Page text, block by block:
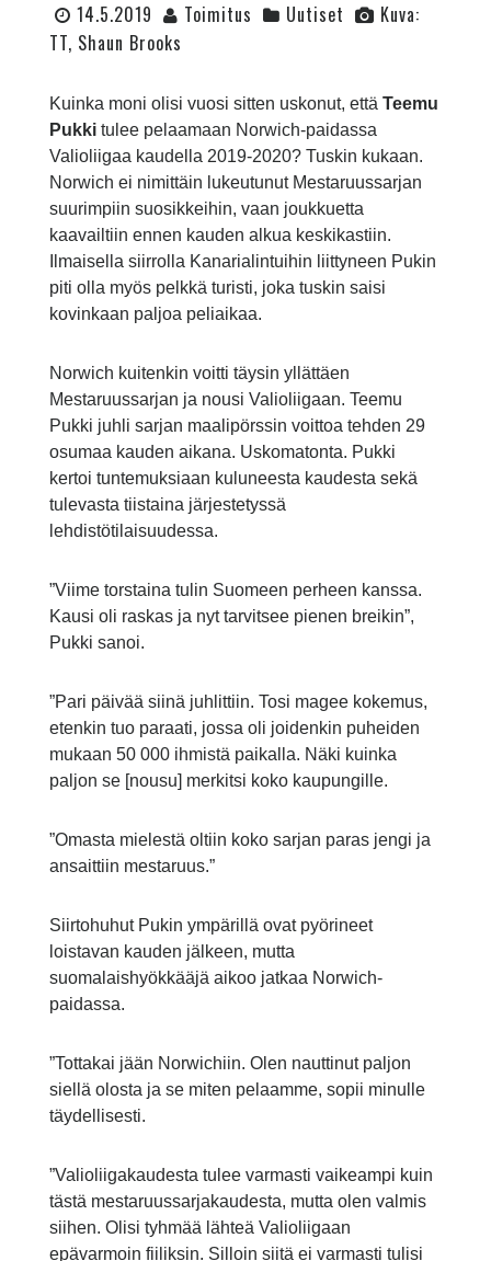
14.5.2019 Toimitus Uutiset
Kuva:
TT, Shaun Brooks
Kuinka moni olisi vuosi sitten uskonut, että Teemu
Pukkitulee pelaamaan Norwich-paidassa
Valioliigaa kaudella 2019-2020? Tuskin kukaan.
Norwich ei nimittäin lukeutunut Mestaruussarjan
suurimpiin suosikkeihin, vaan joukkuetta
kaavailtiin ennen kauden alkua keskikastiin.
Ilmaisella siirrolla Kanarialintuihin liittyneen Pukin
piti olla myös pelkkä turisti, joka tuskin saisi
kovinkaan paljoa peliaikaa.
Norwich kuitenkin voitti täysin yllättäen
Mestaruussarjan ja nousi Valioliigaan. Teemu
Pukki juhli sarjan maalipörssin voittoa tehden 29
osumaa kauden aikana. Uskomatonta. Pukki
kertoi tuntemuksiaan kuluneesta kaudesta sekä
tulevasta tiistaina järjestetyssä
lehdistötilaisuudessa.
”Viime torstaina tulin Suomeen perheen kanssa.
Kausi oli raskas ja nyt tarvitsee pienen breikin”,
Pukki sanoi.
”Pari päivää siinä juhlittiin. Tosi magee kokemus,
etenkin tuo paraati, jossa oli joidenkin puheiden
mukaan 50 000 ihmistä paikalla. Näki kuinka
paljon se [nousu] merkitsi koko kaupungille.
”Omasta mielestä oltiin koko sarjan paras jengi ja
ansaittiin mestaruus.”
Siirtohuhut Pukin ympärillä ovat pyörineet
loistavan kauden jälkeen, mutta
suomalaishyökkääjä aikoo jatkaa Norwich-
paidassa.
”Tottakai jään Norwichiin. Olen nauttinut paljon
siellä olosta ja se miten pelaamme, sopii minulle
täydellisesti.
”Valioliigakaudesta tulee varmasti vaikeampi kuin
tästä mestaruussarjakaudesta, mutta olen valmis
siihen. Olisi tyhmää lähteä Valioliigaan
epävarmoin fiiliksin. Silloin siitä ei varmasti tulisi